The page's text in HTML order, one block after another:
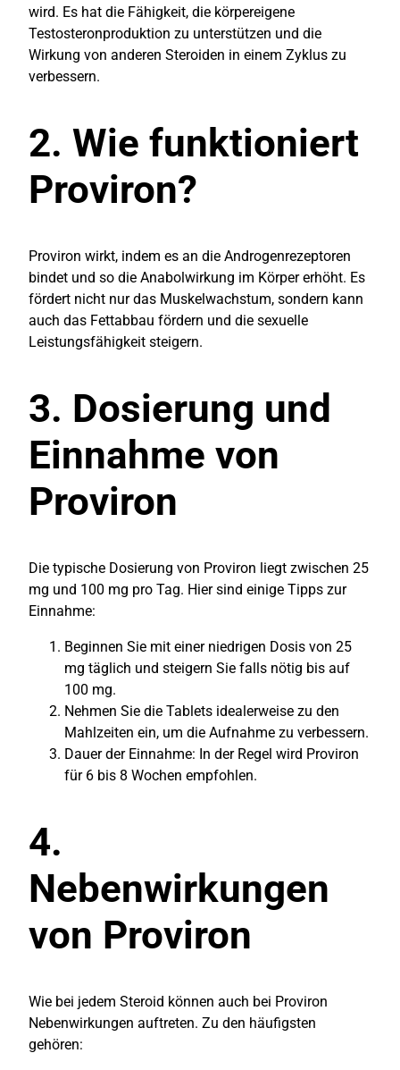
wird. Es hat die Fähigkeit, die körpereigene
Testosteronproduktion zu unterstützen und die
Wirkung von anderen Steroiden in einem Zyklus zu
verbessern.
2. Wie funktioniert
Proviron?
Proviron wirkt, indem es an die Androgenrezeptoren
bindet und so die Anabolwirkung im Körper erhöht. Es
fördert nicht nur das Muskelwachstum, sondern kann
auch das Fettabbau fördern und die sexuelle
Leistungsfähigkeit steigern.
3. Dosierung und
Einnahme von
Proviron
Die typische Dosierung von Proviron liegt zwischen 25
mg und 100 mg pro Tag. Hier sind einige Tipps zur
Einnahme:
Beginnen Sie mit einer niedrigen Dosis von 25
mg täglich und steigern Sie falls nötig bis auf
100 mg.
Nehmen Sie die Tablets idealerweise zu den
Mahlzeiten ein, um die Aufnahme zu verbessern.
Dauer der Einnahme: In der Regel wird Proviron
für 6 bis 8 Wochen empfohlen.
4.
Nebenwirkungen
von Proviron
Wie bei jedem Steroid können auch bei Proviron
Nebenwirkungen auftreten. Zu den häufigsten
gehören: